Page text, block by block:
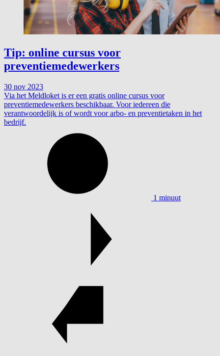
Tip: online cursus voor
preventiemedewerkers
30 nov 2023
Via het Meldloket is er een gratis online cursus voor
preventiemedewerkers beschikbaar. Voor iedereen die
verantwoordelijk is of wordt voor arbo- en preventietaken in het
bedrijf.
1 minuut